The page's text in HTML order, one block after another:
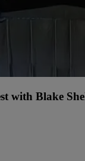
with Blake